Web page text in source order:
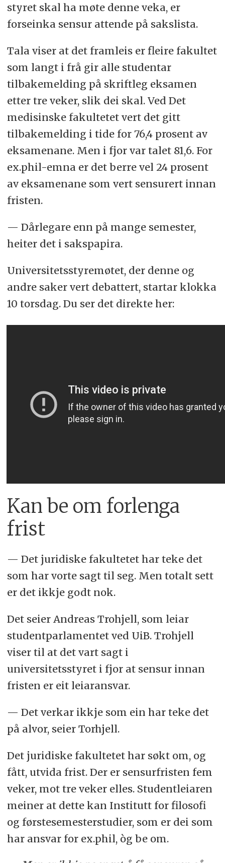
styret skal ha møte denne veka, er
forseinka sensur attende på sakslista.
Tala viser at det framleis er fleire fakultet
som langt i frå gir alle studentar
tilbakemelding på skriftleg eksamen
etter tre veker, slik dei skal. Ved Det
medisinske fakultetet vert det gitt
tilbakemelding i tide for 76,4 prosent av
eksamenane. Men i fjor var talet 81,6. For
ex.phil-emna er det berre vel 24 prosent
av eksamenane som vert sensurert innan
fristen.
— Dårlegare enn på mange semester,
heiter det i sakspapira.
Universitetsstyremøtet, der denne og
andre saker vert debattert, startar klokka
10 torsdag. Du ser det direkte her:
Kan be om forlenga
frist
— Det juridiske fakultetet har teke det
som har vorte sagt til seg. Men totalt sett
er det ikkje godt nok.
Det seier Andreas Trohjell, som leiar
studentparlamentet ved UiB. Trohjell
viser til at det vart sagt i
universitetsstyret i fjor at sensur innan
fristen er eit leiaransvar.
— Det verkar ikkje som ein har teke det
på alvor, seier Torhjell.
Det juridiske fakultetet har søkt om, og
fått, utvida frist. Der er sensurfristen fem
veker, mot tre veker elles. Studentleiaren
meiner at dette kan Institutt for filosofi
og førstesemesterstudier, som er dei som
har ansvar for ex.phil, òg be om.